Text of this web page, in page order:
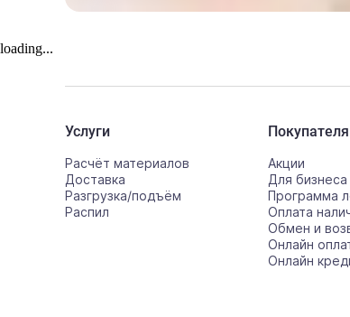
loading...
Услуги
Расчёт материалов
Доставка
Разгрузка/подъём
Распил
Акции
Для бизнеса
Программа
Оплата
Обмен и
Онлайн
Онлайн